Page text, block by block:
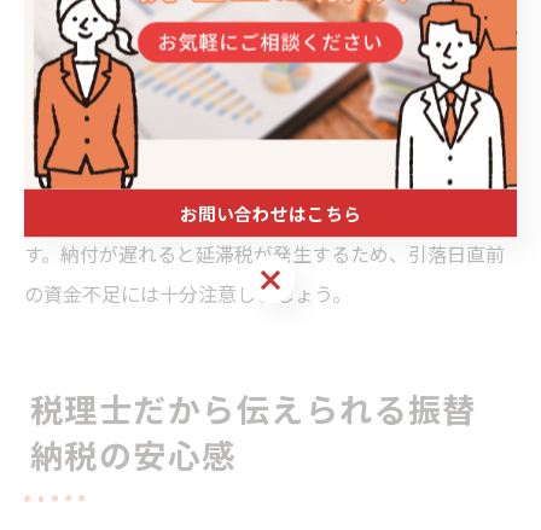
の場合、年3回の中間納付では各回30万円ずつ納付する
ことになります。中間納付の仕訳や納付期限は、国税庁
の公式資料や税理士に確認することが大切です。
中間納付も振替納税の対象となるため、申告・納付スケ
ジュールを事前に把握し、資金準備を行うことが重要で
す。納付が遅れると延滞税が発生するため、引落日直前
の資金不足には十分注意しましょう。
税理士だから伝えられる振替
納税の安心感
お問い合わせはこちら
お問い合わせはこちら